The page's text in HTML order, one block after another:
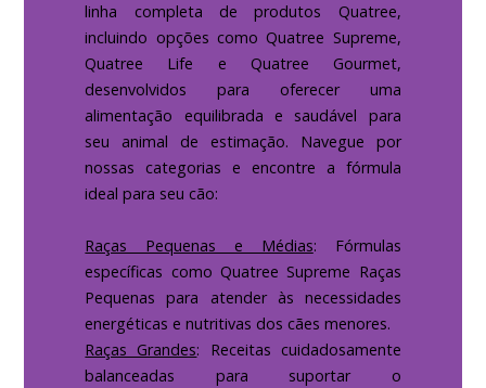
linha completa de produtos Quatree,
incluindo opções como Quatree Supreme,
Quatree Life e Quatree Gourmet,
desenvolvidos para oferecer uma
alimentação equilibrada e saudável para
seu animal de estimação. Navegue por
nossas categorias e encontre a fórmula
ideal para seu cão:
Raças Pequenas e Médias: Fórmulas
específicas como Quatree Supreme Raças
Pequenas para atender às necessidades
energéticas e nutritivas dos cães menores.
Raças Grandes: Receitas cuidadosamente
balanceadas para suportar o